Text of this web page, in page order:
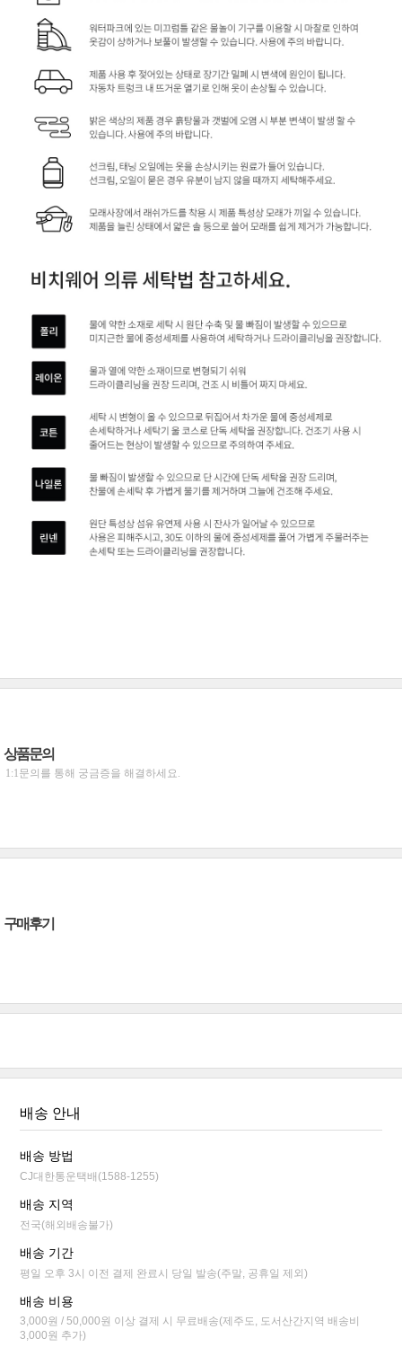
상품문의
1:1문의를 통해 궁금증을 해결하세요.
구매후기
배송 안내
배송 방법
CJ대한통운택배(1588-1255)
배송 지역
전국(해외배송불가)
배송 기간
평일 오후 3시 이전 결제 완료시 당일 발송(주말, 공휴일 제외)
배송 비용
3,000원 / 50,000원 이상 결제 시 무료배송(제주도, 도서산간지역 배송비
3,000원 추가)